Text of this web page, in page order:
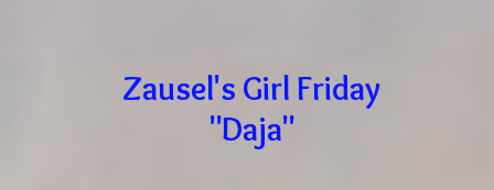
Zausel's Girl Friday
"Daja"